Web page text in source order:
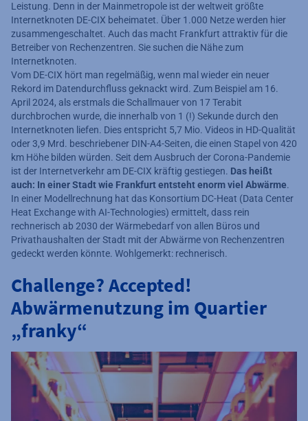
Leistung. Denn in der Mainmetropole ist der weltweit größte
Internetknoten DE-CIX beheimatet. Über 1.000 Netze werden hier
zusammengeschaltet. Auch das macht Frankfurt attraktiv für die
Betreiber von Rechenzentren. Sie suchen die Nähe zum
Internetknoten.
Vom DE-CIX hört man regelmäßig, wenn mal wieder ein neuer
Rekord im Datendurchfluss geknackt wird. Zum Beispiel am 16.
April 2024, als erstmals die Schallmauer von 17 Terabit
durchbrochen wurde, die innerhalb von 1 (!) Sekunde durch den
Internetknoten liefen. Dies entspricht 5,7 Mio. Videos in HD-Qualität
oder 3,9 Mrd. beschriebener DIN-A4-Seiten, die einen Stapel von 420
km Höhe bilden würden. Seit dem Ausbruch der Corona-Pandemie
ist der Internetverkehr am DE-CIX kräftig gestiegen. Das heißt
auch: In einer Stadt wie Frankfurt entsteht enorm viel Abwärme.
In einer Modellrechnung hat das Konsortium DC-Heat (Data Center
Heat Exchange with AI-Technologies) ermittelt, dass rein
rechnerisch ab 2030 der Wärmebedarf von allen Büros und
Privathaushalten der Stadt mit der Abwärme von Rechenzentren
gedeckt werden könnte. Wohlgemerkt: rechnerisch.
Challenge? Accepted!
Abwärmenutzung im Quartier
„franky“